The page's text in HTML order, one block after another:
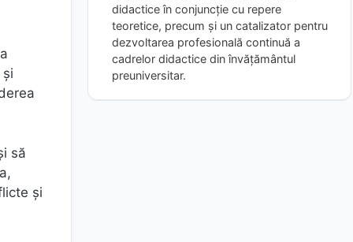
să
și
didactice în conjuncție cu repere
teoretice, precum și un catalizator pentru
dezvoltarea profesională continuă a
cadrelor didactice din învățământul
preuniversitar.